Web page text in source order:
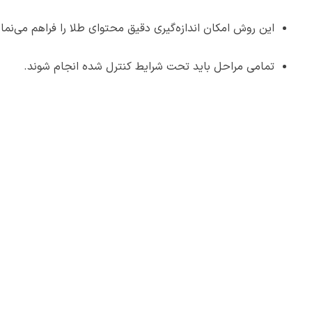
این روش امکان اندازه‌گیری دقیق محتوای طلا را فراهم
تمامی مراحل باید تحت شرایط کنترل شده انجام شوند.